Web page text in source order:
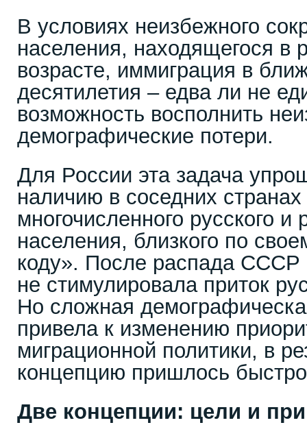
В условиях неизбежного
населения, находящегося в
возрасте, иммиграция в
десятилетия – едва ли не
возможность восполнить
демографические потери.
Для России эта задача
наличию в соседних
многочисленного русского и
населения, близкого по
коду». После распада СССР
не стимулировала приток
Но сложная
привела к изменению
миграционной политики, в
концепцию пришлось
Две концепции: цели и